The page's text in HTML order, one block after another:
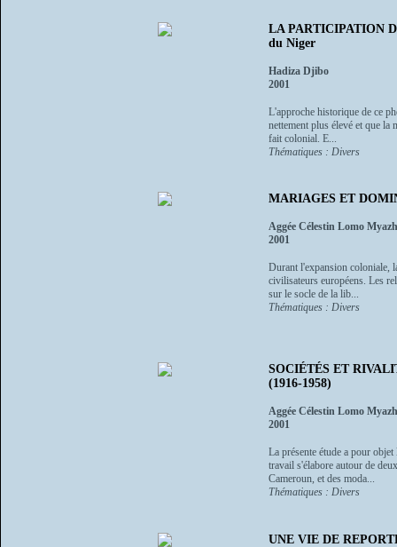
LA PARTICIPATION
du Niger
Hadiza Djibo
2001
L'approche historique de ce
nettement plus élevé et que la
fait colonial. E...
Thématiques : Divers
MARIAGES ET
Aggée Célestin Lomo
2001
Durant l'expansion coloniale,
civilisateurs européens. Les
sur le socle de la lib...
Thématiques : Divers
SOCIÉTÉS ET
(1916-1958)
Aggée Célestin Lomo
2001
La présente étude a pour
travail s'élabore autour de
Cameroun, et des moda...
Thématiques : Divers
UNE VIE DE